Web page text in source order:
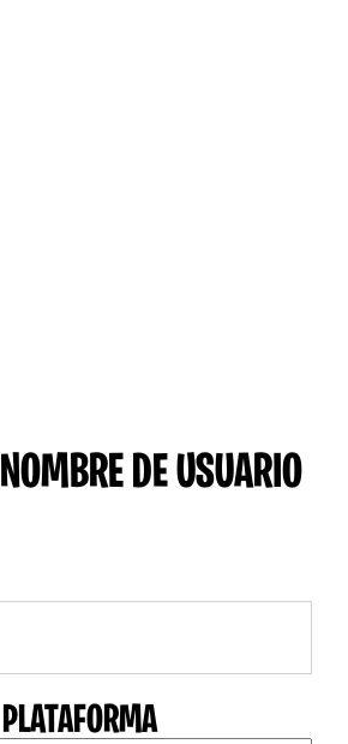
NOMBRE DE USUARIO
PLATAFORMA